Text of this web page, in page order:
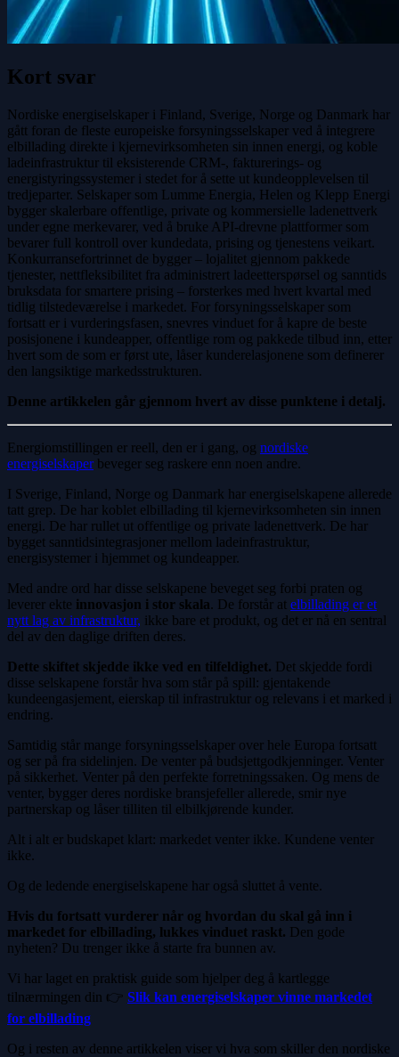
Kort svar
Nordiske energiselskaper i Finland, Sverige, Norge og Danmark har
gått foran de fleste europeiske forsyningsselskaper ved å integrere
elbillading direkte i kjernevirksomheten sin innen energi, og koble
ladeinfrastruktur til eksisterende CRM-, fakturerings- og
energistyringssystemer i stedet for å sette ut kundeopplevelsen til
tredjeparter. Selskaper som Lumme Energia, Helen og Klepp Energi
bygger skalerbare offentlige, private og kommersielle ladenettverk
under egne merkevarer, ved å bruke API-drevne plattformer som
bevarer full kontroll over kundedata, prising og tjenestens veikart.
Konkurransefortrinnet de bygger – lojalitet gjennom pakkede
tjenester, nettfleksibilitet fra administrert ladeetterspørsel og sanntids
bruksdata for smartere prising – forsterkes med hvert kvartal med
tidlig tilstedeværelse i markedet. For forsyningsselskaper som
fortsatt er i vurderingsfasen, snevres vinduet for å kapre de beste
posisjonene i kundeapper, offentlige rom og pakkede tilbud inn, etter
hvert som de som er først ute, låser kunderelasjonene som definerer
den langsiktige markedsstrukturen.
Denne artikkelen går gjennom hvert av disse punktene i detalj.
Energiomstillingen er reell, den er i gang, og nordiske
energiselskaperbeveger seg raskere enn noen andre.
I Sverige, Finland, Norge og Danmark har energiselskapene allerede
tatt grep. De har koblet elbillading til kjernevirksomheten sin innen
energi. De har rullet ut offentlige og private ladenettverk. De har
bygget sanntidsintegrasjoner mellom ladeinfrastruktur,
energisystemer i hjemmet og kundeapper.
Med andre ord har disse selskapene beveget seg forbi praten og
leverer ekte innovasjon i stor skala. De forstår at elbillading er et
nytt lag av infrastruktur, ikke bare et produkt, og det er nå en sentral
del av den daglige driften deres.
Dette skiftet skjedde ikke ved en tilfeldighet. Det skjedde fordi
disse selskapene forstår hva som står på spill: gjentakende
kundeengasjement, eierskap til infrastruktur og relevans i et marked i
endring.
Samtidig står mange forsyningsselskaper over hele Europa fortsatt
og ser på fra sidelinjen. De venter på budsjettgodkjenninger. Venter
på sikkerhet. Venter på den perfekte forretningssaken. Og mens de
venter, bygger deres nordiske bransjefeller allerede, smir nye
partnerskap og låser tilliten til elbilkjørende kunder.
Alt i alt er budskapet klart: markedet venter ikke. Kundene venter
ikke.
Og de ledende energiselskapene har også sluttet å vente.
Hvis du fortsatt vurderer når og hvordan du skal gå inn i
markedet for elbillading, lukkes vinduet raskt. Den gode
nyheten? Du trenger ikke å starte fra bunnen av.
Vi har laget en praktisk guide som hjelper deg å kartlegge
tilnærmingen din 👉 Slik kan energiselskaper vinne markedet
for elbillading
Og i resten av denne artikkelen viser vi hva som skiller den nordiske